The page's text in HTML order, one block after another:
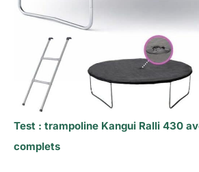
Test : trampoline Kangui Ralli 430
complets